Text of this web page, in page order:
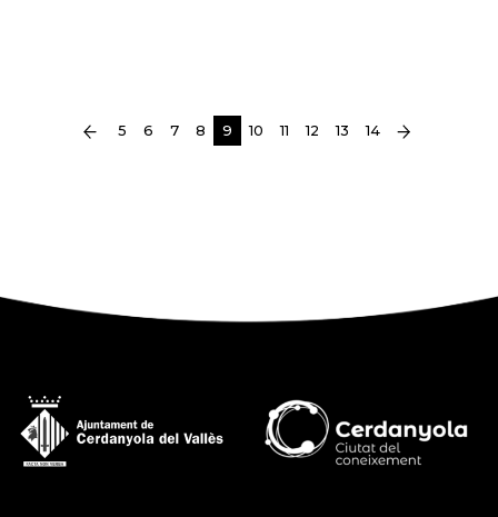
5 6 7 8 9(current)
10 11 12 13 14